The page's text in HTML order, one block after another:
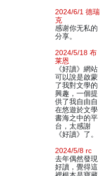
2024/6/1 德瑞
克
感谢你无私的
分享。
2024/5/18 布
莱恩
《好讀》網站
可以說是啟蒙
了我對文學的
興趣，一個提
供了我自由自
在悠遊於文學
書海之中的平
台，太感謝
《好讀》了。
2024/5/8 rc
去年偶然發現
好讀，覺得這